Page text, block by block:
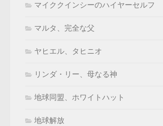
マイククインシーのハイヤーセルフ
マルタ、完全な父
ヤヒエル、タヒニオ
リンダ・リー、母なる神
地球同盟、ホワイトハット
地球解放